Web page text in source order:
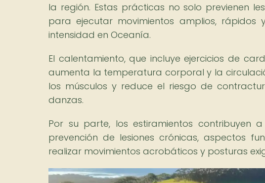
la región. Estas prácticas no solo previenen
para ejecutar movimientos amplios,
intensidad en Oceanía.
El calentamiento, que incluye ejercicios de
aumenta la temperatura corporal y la
los músculos y reduce el riesgo de
danzas.
Por su parte, los estiramientos contribuyen
prevención de lesiones crónicas, aspectos
realizar movimientos acrobáticos y posturas